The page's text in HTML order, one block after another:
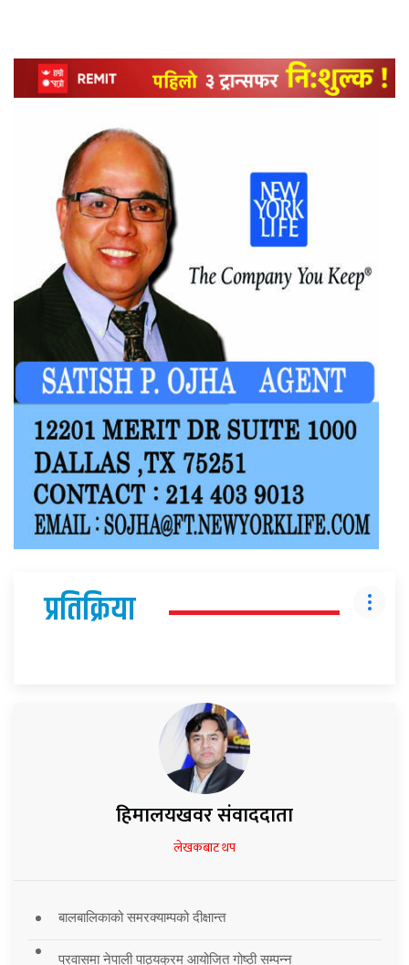
प्रतिक्रिया
हिमालयखवर संवाददाता
लेखकबाट थप
बालबालिकाको समरक्याम्पको दीक्षान्त
प्रवासमा नेपाली पाठ्यक्रम आयोजित गोष्ठी सम्पन्न